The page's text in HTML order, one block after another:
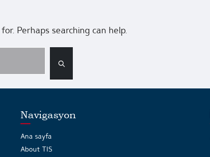
Perhaps searching can help.
Navigasyon
Ana sayfa
About TIS